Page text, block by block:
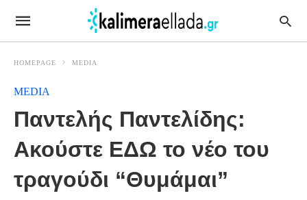
HOMEPAGE MEDIA
MEDIA
Παντελής Παντελίδης:
Ακούστε ΕΔΩ το νέο του
τραγούδι “Θυμάμαι”